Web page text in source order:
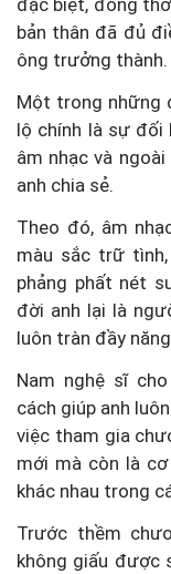
đặc biệt, đồng
bản thân đã đủ
ông trưởng thành.
Một trong những
lộ chính là sự đối
âm nhạc và
anh chia sẻ.
Theo đó, âm
màu sắc trữ
phảng phất nét
đời anh lại là
luôn tràn đầy
Nam nghệ sĩ
cách giúp anh
việc tham gia
mới mà còn là
khác nhau trong
Trước thềm
không giấu được